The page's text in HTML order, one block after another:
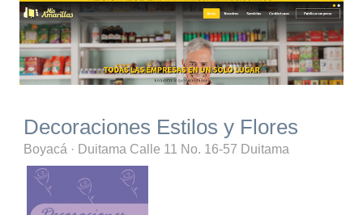
Decoraciones Estilos y Flores
Boyacá · Duitama Calle 11 No. 16-57 Duitama